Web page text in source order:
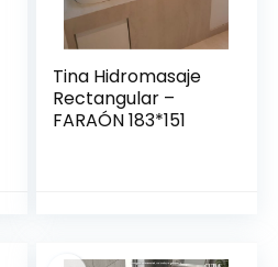
Tina Hidromasaje
Rectangular –
FARAÓN 183*151